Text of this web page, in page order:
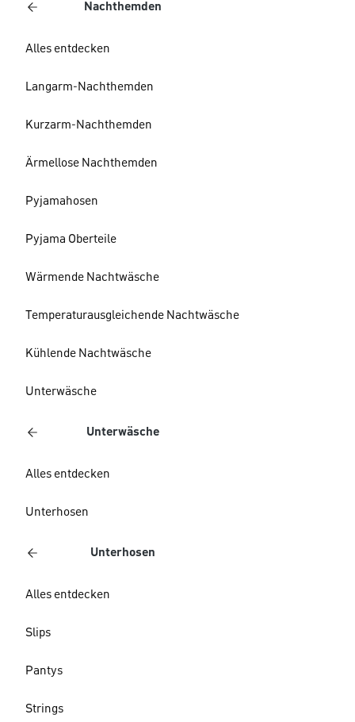
Nachthemden
Alles entdecken
Langarm-Nachthemden
Kurzarm-Nachthemden
Ärmellose Nachthemden
Pyjamahosen
Pyjama Oberteile
Wärmende Nachtwäsche
Temperaturausgleichende Nachtwäsche
Kühlende Nachtwäsche
Unterwäsche
Unterwäsche
Alles entdecken
Unterhosen
Unterhosen
Alles entdecken
Slips
Pantys
Strings